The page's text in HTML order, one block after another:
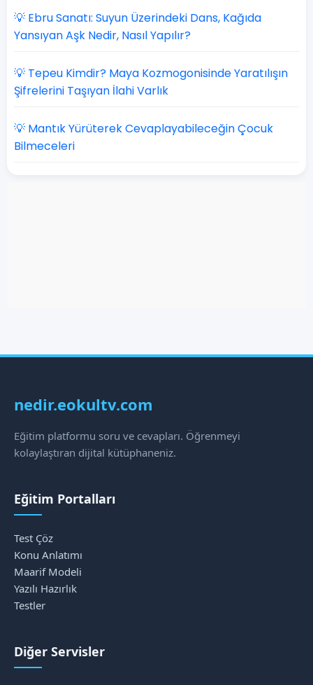
💡 Ebru Sanatı: Suyun Üzerindeki Dans, Kağıda
Yansıyan Aşk Nedir, Nasıl Yapılır?
💡 Tepeu Kimdir? Maya Kozmogonisinde Yaratılışın
Şifrelerini Taşıyan İlahi Varlık
💡 Mantık Yürüterek Cevaplayabileceğin Çocuk
Bilmeceleri
nedir.eokultv.com
Eğitim platformu soru ve cevapları. Öğrenmeyi
kolaylaştıran dijital kütüphaneniz.
Eğitim Portalları
Test Çöz
Konu Anlatımı
Maarif Modeli
Yazılı Hazırlık
Testler
Diğer Servisler